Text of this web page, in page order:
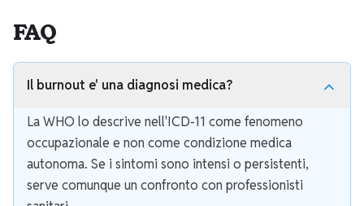
FAQ
Il burnout e' una diagnosi medica?
La WHO lo descrive nell'ICD-11 come fenomeno
occupazionale e non come condizione medica
autonoma. Se i sintomi sono intensi o persistenti,
serve comunque un confronto con professionisti